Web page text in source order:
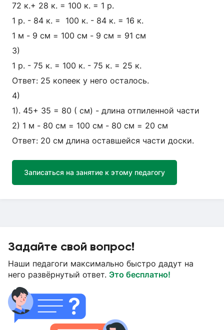
72 к.+ 28 к. = 100 к. = 1 р.
1 р. - 84 к. = 100 к. - 84 к. = 16 к.
1 м - 9 см = 100 см - 9 см = 91 см
3)
1 р. - 75 к. = 100 к. - 75 к. = 25 к.
Ответ: 25 копеек у него осталось.
4)
1). 45+ 35 = 80 ( см) - длина отпиленной части
2) 1 м - 80 см = 100 см - 80 см = 20 см
Ответ: 20 см длина оставшейся части доски.
Записаться на занятие к этому педагогу
Задайте свой вопрос!
Наши педагоги максимально быстро дадут на
него развёрнутый ответ. Это бесплатно!